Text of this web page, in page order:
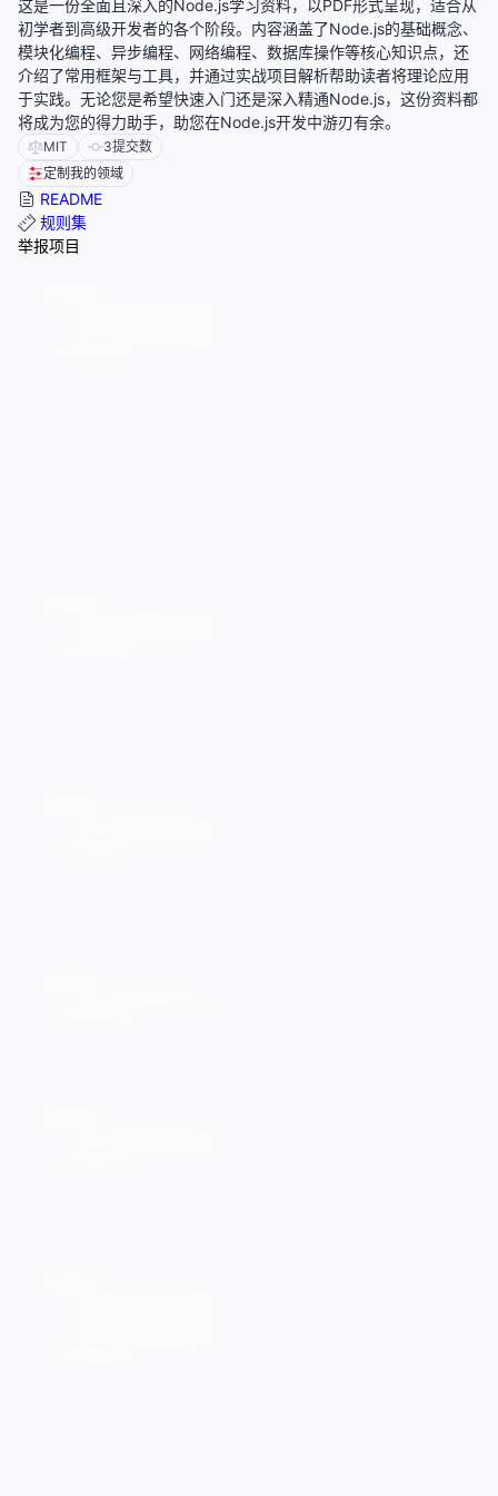
这是一份全面且深入的Node.js学习资料，以PDF形式呈现，适合从
初学者到高级开发者的各个阶段。内容涵盖了Node.js的基础概念、
模块化编程、异步编程、网络编程、数据库操作等核心知识点，还
介绍了常用框架与工具，并通过实战项目解析帮助读者将理论应用
于实践。无论您是希望快速入门还是深入精通Node.js，这份资料都
将成为您的得力助手，助您在Node.js开发中游刃有余。
MIT 3提交数
定制我的领域
README
规则集
举报项目